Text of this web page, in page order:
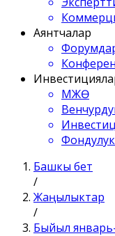
Аянтчалар
МЖӨ
Башкы бет
/
Жаңылыктар
/
Быйыл